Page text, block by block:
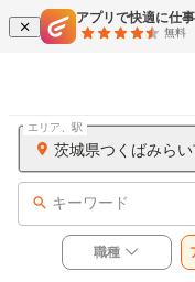
アプリで快適に仕
無料
茨城県つくばみら
エリア、駅
キーワード
職種